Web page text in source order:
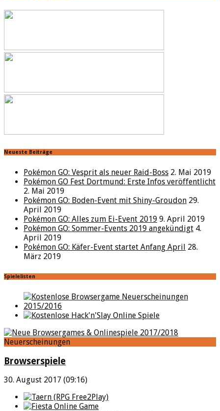
Neueste Beiträge
Pokémon GO: Vesprit als neuer Raid-Boss 2. Mai 2019
Pokémon GO Fest Dortmund: Erste Infos veröffentlicht
2. Mai 2019
Pokémon GO: Boden-Event mit Shiny-Groudon 29.
April 2019
Pokémon GO: Alles zum Ei-Event 2019 9. April 2019
Pokémon GO: Sommer-Events 2019 angekündigt 4.
April 2019
Pokémon GO: Käfer-Event startet Anfang April 28.
März 2019
Spielelisten
Neuerscheinungen
Browserspiele
30. August 2017 (09:16)